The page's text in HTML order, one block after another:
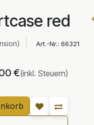
red
Art.-Nr.: 66321
€(inkl. Steuern)